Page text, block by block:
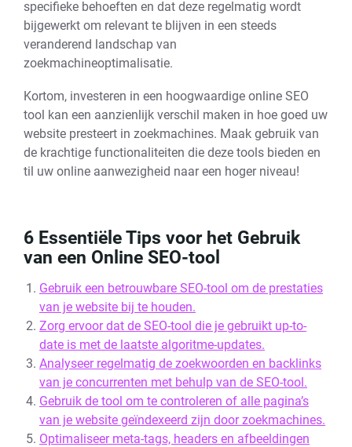
specifieke behoeften en dat deze regelmatig wordt
bijgewerkt om relevant te blijven in een steeds
veranderend landschap van
zoekmachineoptimalisatie.
Kortom, investeren in een hoogwaardige online SEO
tool kan een aanzienlijk verschil maken in hoe goed uw
website presteert in zoekmachines. Maak gebruik van
de krachtige functionaliteiten die deze tools bieden en
til uw online aanwezigheid naar een hoger niveau!
6 Essentiële Tips voor het Gebruik
van een Online SEO-tool
Gebruik een betrouwbare SEO-tool om de prestaties
van je website bij te houden.
Zorg ervoor dat de SEO-tool die je gebruikt up-to-
date is met de laatste algoritme-updates.
Analyseer regelmatig de zoekwoorden en backlinks
van je concurrenten met behulp van de SEO-tool.
Gebruik de tool om te controleren of alle pagina’s
van je website geïndexeerd zijn door zoekmachines.
Optimaliseer meta-tags, headers en afbeeldingen